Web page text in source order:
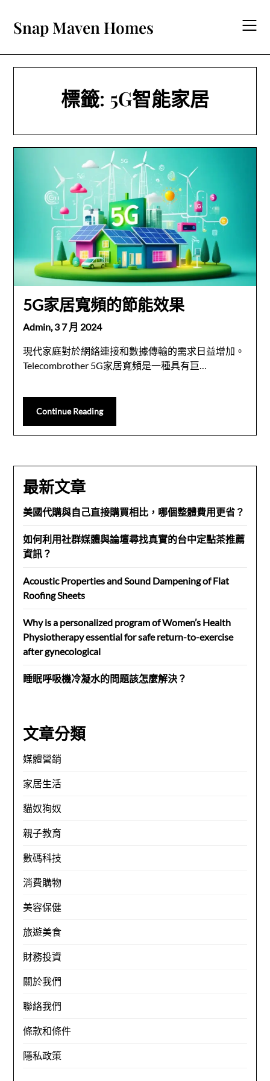
content
Snap Maven Homes
標籤: 5G智能家居
5G家居寬頻的節能效果
Admin,3 7 月 2024
現代家庭對於網絡連接和數據傳輸的需求日益增加。
Telecombrother 5G家居寬頻是一種具有巨…
Continue Reading
最新文章
美國代購與自己直接購買相比，哪個整體費用更省？
如何利用社群媒體與論壇尋找真實的台中定點茶推薦
資訊？
Acoustic Properties and Sound Dampening of Flat
Roofing Sheets
Why is a personalized program of Women’s Health
Physiotherapy essential for safe return-to-exercise
after gynecological
睡眠呼吸機冷凝水的問題該怎麼解決？
文章分類
媒體營銷
家居生活
貓奴狗奴
親子教育
數碼科技
消費購物
美容保健
旅遊美食
財務投資
關於我們
聯絡我們
條款和條件
隱私政策